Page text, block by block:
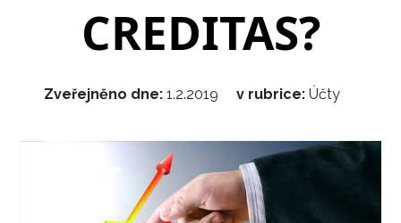
CREDITAS?
Zveřejněno dne: 1.2.2019 v rubrice: Účty